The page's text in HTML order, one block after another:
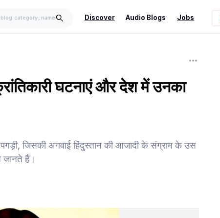
Discover Audio Blogs Jobs
घटनाएं और देश में उनका
पगड़ी, जिसकी अगवाई हिंदुस्तान की आजादी के संग्राम के उस
हैं।